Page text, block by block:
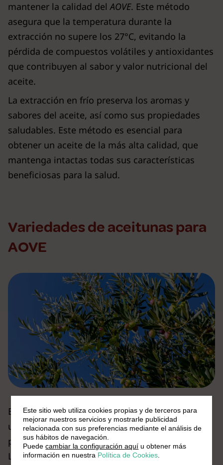
mantener la calidad delAOVE. Este método
asegura que la temperatura durante la
extracción no supere los 27°C, evitando la
pérdida de compuestos volátiles y antioxidantes
que contribuyen al sabor y valor nutricional del
aceite.
La extracción en frío preserva los aromas y
sabores del aceite, así como sus propiedades
saludables. Este método es esencial para
obtener un aceite de la más alta calidad, que
mantenga intactas todas sus características
beneficiosas para la salud.
Variedades de aceitunas para
AOVE
Existen diversas variedades de aceitunas que se
utilizan para producirAOVE, cada una con sus
propias características de sabor y propiedades.
Lasvariedades más comunesincluyen
Este sitio web utiliza cookies propias y de terceros para
mejorar nuestros servicios y mostrarle publicidad
relacionada con sus preferencias mediante el análisis de
sus hábitos de navegación.
Puedecambiar la configuración aquí u obtener más
información en nuestra Política de Cookies